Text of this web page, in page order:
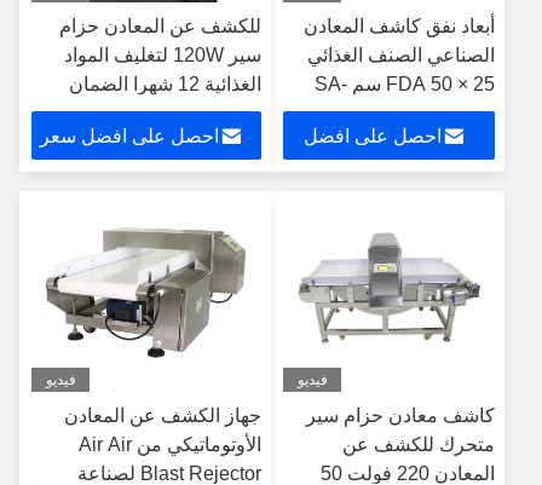
أبعاد نفق كاشف المعادن
الصناعي الصنف الغذائي
FDA 50 × 25 سم SA-
990
احصل على افضل
للكشف عن المعادن حزام
سير 120W لتغليف المواد
الغذائية 12 شهرا الضمان
احصل على افضل سعر
فيديو
كاشف معادن حزام سير
متحرك للكشف عن
المعادن 220 فولت 50
فيديو
جهاز الكشف عن المعادن
الأوتوماتيكي من Air Air
Blast Rejector لصناعة